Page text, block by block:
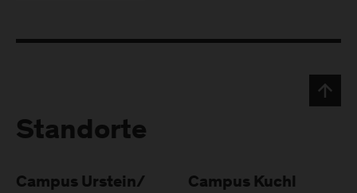
Standorte
Campus Urstein/
Campus Kuchl